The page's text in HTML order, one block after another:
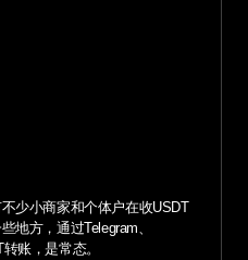
少小商家和个体户在收USDT
地方，通过Telegram、
账，是常态。